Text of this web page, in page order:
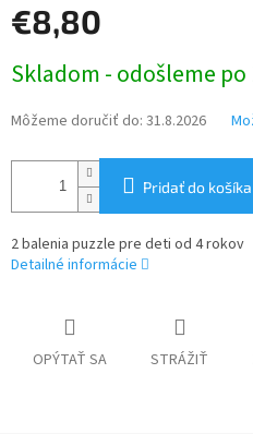
€8,80
cena:
Skladom - odošleme po
Môžeme doručiť do: 31.8.2026
Pridať do košíka
2 balenia puzzle pre deti od 4 rokov
Detailné informácie
OPÝTAŤ SA STRÁŽIŤ